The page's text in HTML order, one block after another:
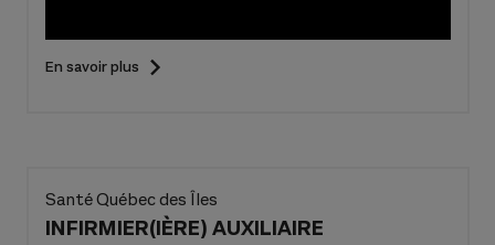
En savoir plus
Santé Québec des Îles
INFIRMIER(IÈRE) AUXILIAIRE